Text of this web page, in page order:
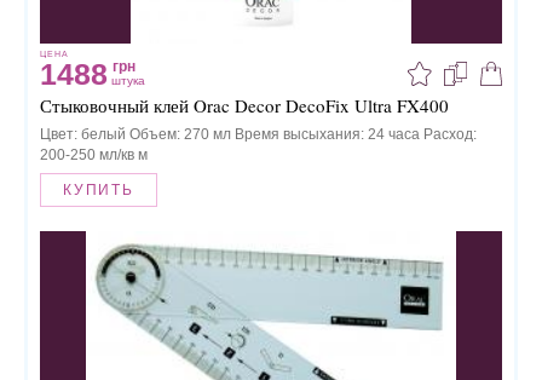
ЦЕНА
1488 грн
штука
Стыковочный клей Orac Decor DecoFix Ultra FX400
Цвет: белый Объем: 270 мл Время высыхания: 24 часа Расход:
200-250 мл/кв м
КУПИТЬ